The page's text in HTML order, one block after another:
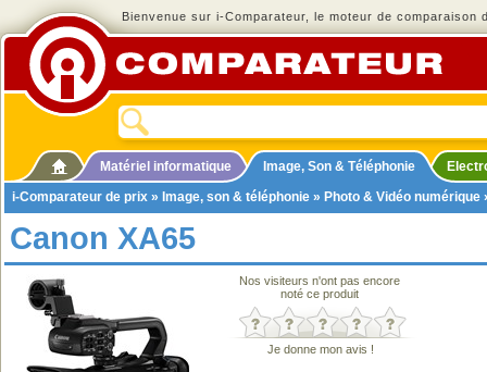
Bienvenue sur i-Comparateur, le moteur de comparaison
Matériel informatique Image, Son & Téléphonie
i-Comparateur de prix » Image, son & téléphonie » Photo & Vidéo numérique
Canon XA65
Nos visiteurs n'ont pas encore
noté ce produit
Je donne mon avis !